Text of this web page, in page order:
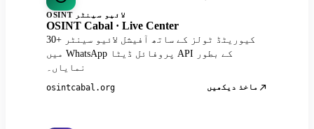
OSINT لائیو سینٹر
OSINT Cabal · Live Center
30+ کیوریٹڈ ٹولز کے ساتھ آفیشل لائیو سینٹر
میں WhatsApp پروفائل ڈیٹا API کے بطور
نمایاں۔
osintcabal.org ماخذ دیکھیں